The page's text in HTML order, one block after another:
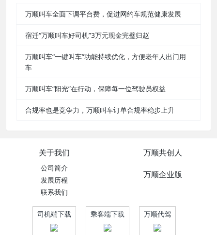
万顺叫车全面下调平台费，促进网约车规范健康发展
宿迁“万顺叫车好司机”3万元现金完璧归赵
万顺叫车“一键叫车”功能持续优化，方便老年人出门用
车
万顺叫车“阳光”在行动，保障每一位驾驶员权益
合规率也是竞争力，万顺叫车订单合规率稳步上升
关于我们
公司简介
发展历程
联系我们
万顺共创人
万顺企业版
司机端下载 乘客端下载 万顺代驾